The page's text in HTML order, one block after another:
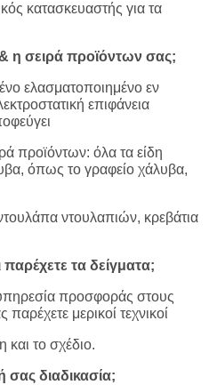
κατασκευαστής για τα
η σειρά προϊόντων σας;
ελασματοποιημένο εν
επιφάνεια
προϊόντων: όλα τα είδη
όπως το γραφείο χάλυβα,
ντουλαπιών, κρεβάτια
τα δείγματα;
προσφοράς στους
μερικοί τεχνικοί
και το σχέδιο.
διαδικασία;